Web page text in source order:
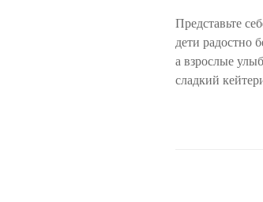
Представьте
дети радостно
а взрослые
сладкий